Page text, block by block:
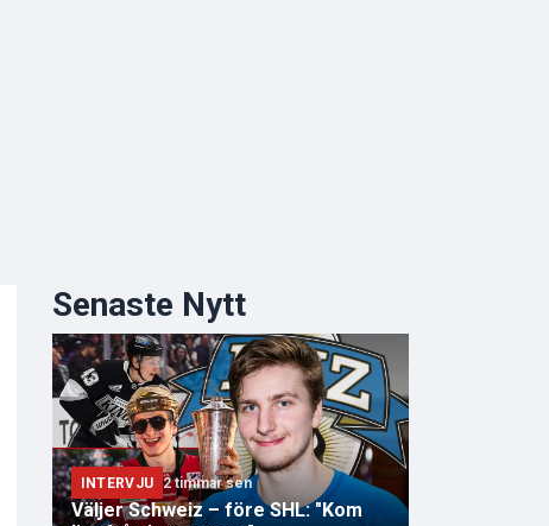
Senaste Nytt
INTERVJU 2 timmar sen
Väljer Schweiz – före SHL: "Kom